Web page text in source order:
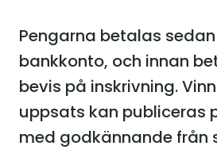
Pengarna betalas
bankkonto, och innan
bevis på inskrivning.
uppsats kan publiceras
med godkännande från